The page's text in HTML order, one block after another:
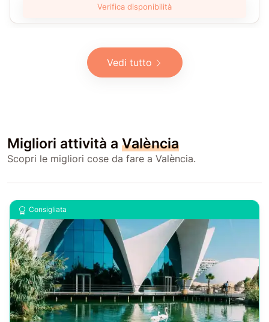
Verifica disponibilità
Vedi tutto
Migliori attività a València
Scopri le migliori cose da fare a València.
Consigliata